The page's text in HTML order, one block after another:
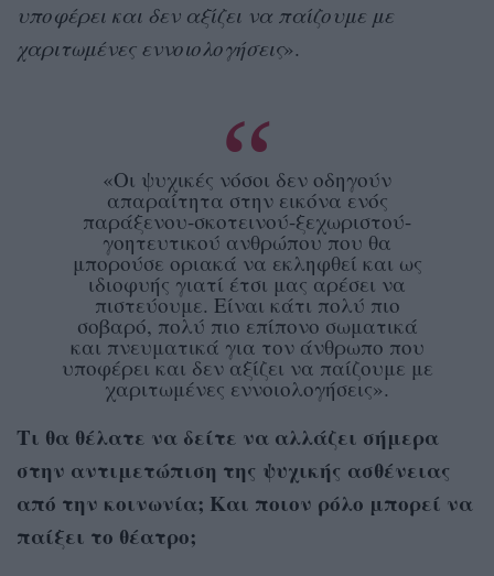
υποφέρει και δεν αξίζει να παίζουμε με
χαριτωμένες εννοιολογήσεις».
«Οι ψυχικές νόσοι δεν οδηγούν
απαραίτητα στην εικόνα ενός
παράξενου-σκοτεινού-ξεχωριστού-
γοητευτικού ανθρώπου που θα
μπορούσε οριακά να εκληφθεί και ως
ιδιοφυής γιατί έτσι μας αρέσει να
πιστεύουμε. Είναι κάτι πολύ πιο
σοβαρό, πολύ πιο επίπονο σωματικά
και πνευματικά για τον άνθρωπο που
υποφέρει και δεν αξίζει να παίζουμε με
χαριτωμένες εννοιολογήσεις».
Τι θα θέλατε να δείτε να αλλάζει σήμερα
στην αντιμετώπιση της ψυχικής ασθένειας
από την κοινωνία; Και ποιον ρόλο μπορεί να
παίξει το θέατρο;